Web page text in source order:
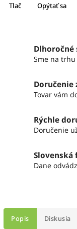
Tlač Opýtať sa
Dlhoročné
Sme na trhu
Doručenie
Tovar vám
Rýchle
Doručenie
Slovenská
Dane
Popis Diskusia